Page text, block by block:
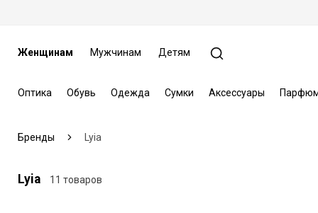
Женщинам Мужчинам Детям
Оптика Обувь Одежда Сумки Аксессуары
Бренды Lyia
Lyia 11 товаров